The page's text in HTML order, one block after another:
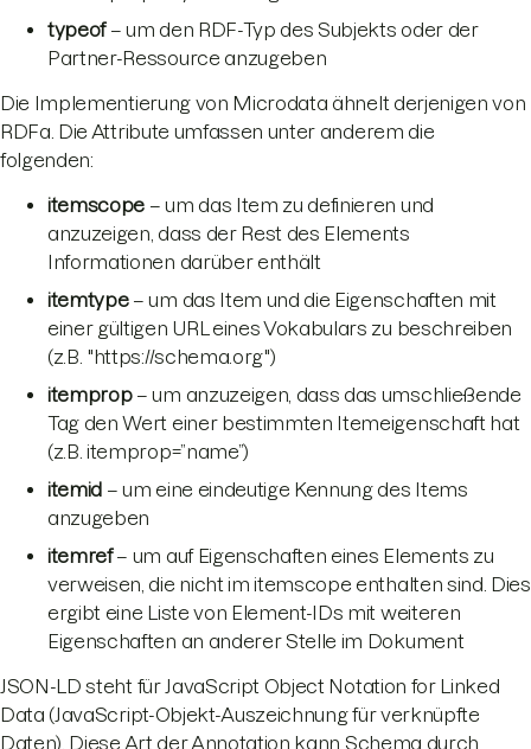
typeof– um den RDF-Typ des Subjekts oder der
Partner-Ressource anzugeben
Die Implementierung von Microdata ähnelt derjenigen von
RDFa. Die Attribute umfassen unter anderem die
folgenden:
itemscope – um das Item zu definieren und
anzuzeigen, dass der Rest des Elements
Informationen darüber enthält
itemtype– um das Item und die Eigenschaften mit
einer gültigen URL eines Vokabulars zu beschreiben
(z.B. "https://schema.org")
itemprop– um anzuzeigen, dass das umschließende
Tag den Wert einer bestimmten Itemeigenschaft hat
(z.B. itemprop=”name”)
itemid – um eine eindeutige Kennung des Items
anzugeben
itemref– um auf Eigenschaften eines Elements zu
verweisen, die nicht im itemscope enthalten sind. Dies
ergibt eine Liste von Element-IDs mit weiteren
Eigenschaften an anderer Stelle im Dokument
JSON-LD steht für JavaScript Object Notation for Linked
Data (JavaScript-Objekt-Auszeichnung für verknüpfte
Daten). Diese Art der Annotation kann Schema durch